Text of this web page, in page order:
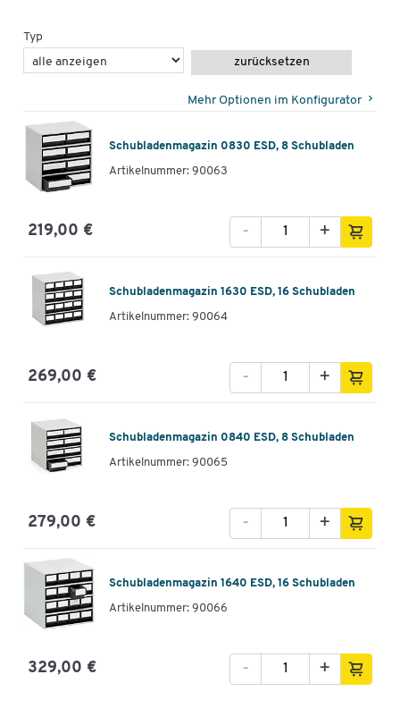
Typ
zurücksetzen
Mehr Optionen im Konfigurator
Schubladenmagazin 0830 ESD, 8 Schubladen
Artikelnummer: 90063
219,00 € +
-
Schubladenmagazin 1630 ESD, 16 Schubladen
Artikelnummer: 90064
269,00 € +
-
Schubladenmagazin 0840 ESD, 8 Schubladen
Artikelnummer: 90065
279,00 € +
-
Schubladenmagazin 1640 ESD, 16 Schubladen
Artikelnummer: 90066
329,00 € +
-